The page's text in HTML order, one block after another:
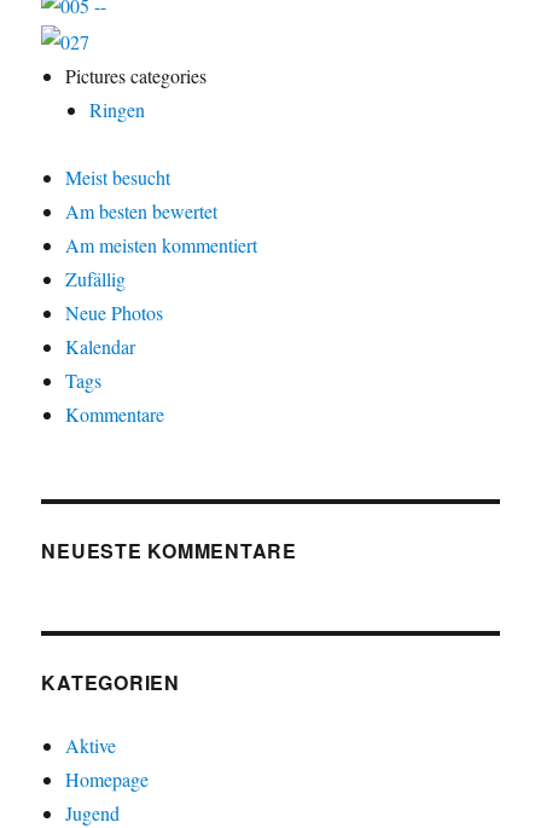
Pictures categories
Ringen
Meist besucht
Am besten bewertet
Am meisten kommentiert
Zufällig
Neue Photos
Kalendar
Tags
Kommentare
NEUESTE KOMMENTARE
KATEGORIEN
Aktive
Homepage
Jugend